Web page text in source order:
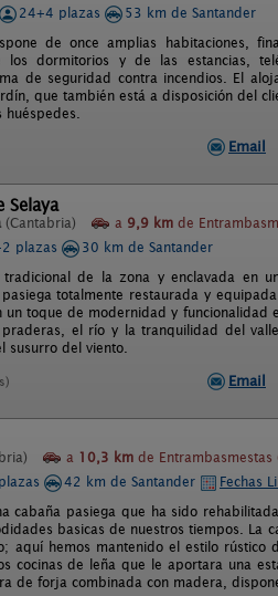
24+4 plazas
53 km de Santander
de once amplias habitaciones,
los dormitorios y de las estancias,
de seguridad contra incendios. El
que también está a disposición del
Email
Selaya
(Cantabria) a 9,9 km de
plazas
30 km de Santander
tradicional de la zona y enclavada en
totalmente restaurada y
un toque de modernidad y
el río y la tranquilidad del
susurro del viento.
Email
a 10,3 km de Entrambasmestas
42 km de Santander
Fechas
cabaña pasiega que ha sido
basicas de nuestros tiempos. La
aquí hemos mantenido el estilo
cocinas de leña que le aportara una
de forja combinada con madera,